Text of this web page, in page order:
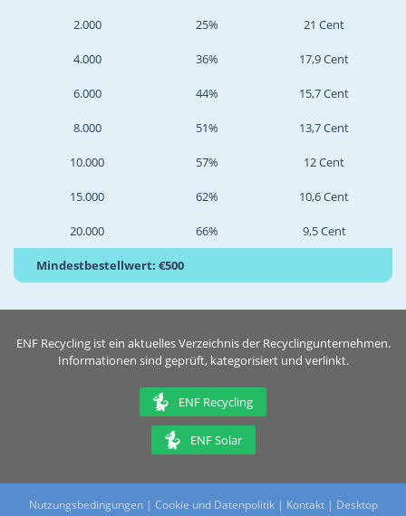
2.000 25% 21 Cent
4.000 36% 17,9 Cent
6.000 44% 15,7 Cent
8.000 51% 13,7 Cent
10.000 57% 12 Cent
15.000 62% 10,6 Cent
20.000 66% 9,5 Cent
Mindestbestellwert: €500
ENF Recycling ist ein aktuelles Verzeichnis der Recyclingunternehmen.
Informationen sind geprüft, kategorisiert und verlinkt.
ENF Recycling
ENF Solar
Nutzungsbedingungen| Cookie und Datenpolitik| Kontakt | Desktop